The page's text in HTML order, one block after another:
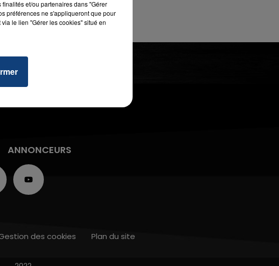
LA TEAM DE L'ÉTÉ
ANNONCEURS
des cookies Plan du site
et/ou partenaires dans "Gérer
préférences ne s'appliqueront que pour
le lien "Gérer les cookies" situé en